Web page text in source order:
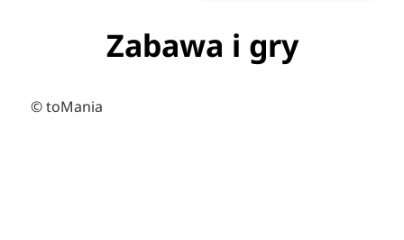
Zabawa i gry
© toMania